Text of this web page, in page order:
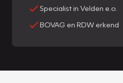
Specialist in Velden e.o.
BOVAG en RDW erkend